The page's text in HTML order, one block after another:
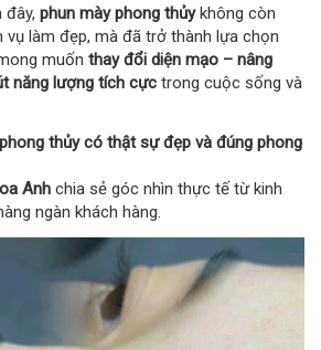
đây, phun mày phong thủykhông còn
làm đẹp, mà đã trở thành lựa chọn
muốn thay đổi diện mạo – nâng
năng lượng tích cực trong cuộc sống và
thủy có thật sự đẹp và đúng phong
Anh chia sẻ góc nhìn thực tế từ kinh
ngàn khách hàng.